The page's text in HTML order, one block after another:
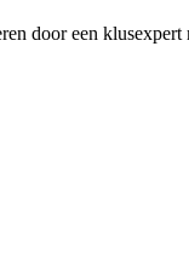
door een klusexpert